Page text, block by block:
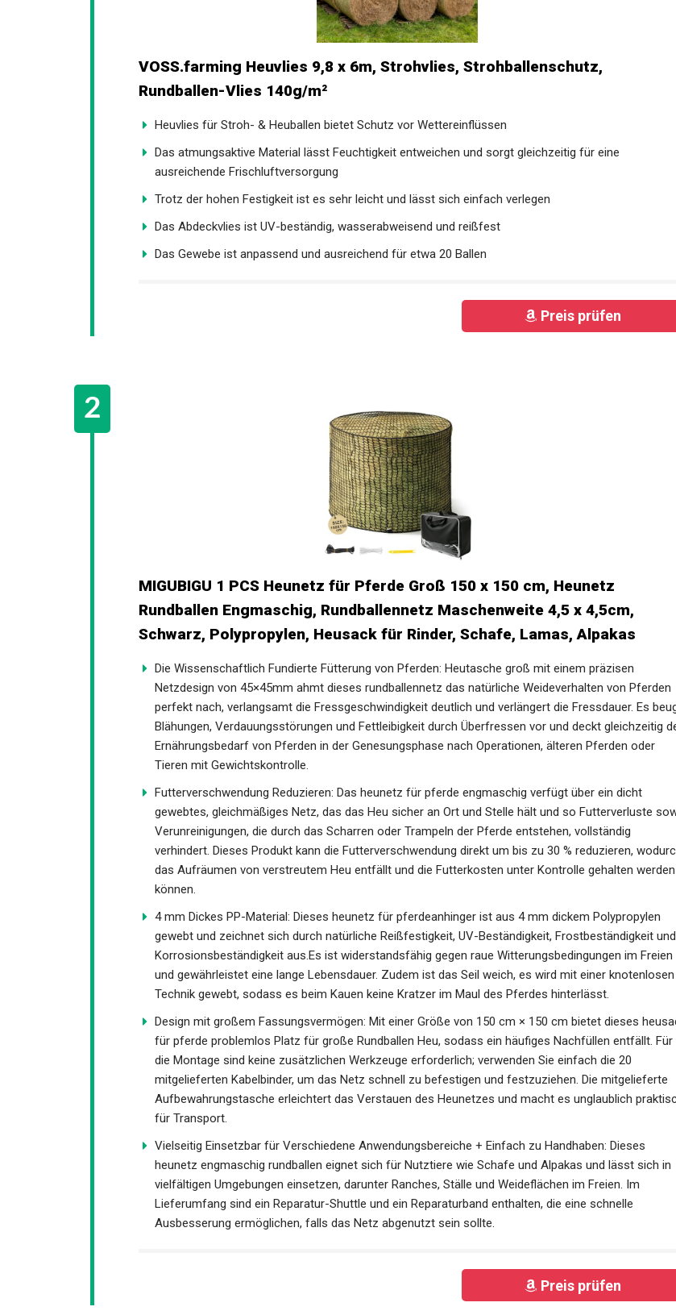
VOSS.farming Heuvlies 9,8 x 6m, Strohvlies, Strohballenschutz,
Rundballen-Vlies 140g/m²
Heuvlies für Stroh- & Heuballen bietet Schutz vor Wettereinflüssen
Das atmungsaktive Material lässt Feuchtigkeit entweichen und sorgt gleichzeitig für eine
ausreichende Frischluftversorgung
Trotz der hohen Festigkeit ist es sehr leicht und lässt sich einfach verlegen
Das Abdeckvlies ist UV-beständig, wasserabweisend und reißfest
Das Gewebe ist anpassend und ausreichend für etwa 20 Ballen
Preis prüfen
MIGUBIGU 1 PCS Heunetz für Pferde Groß 150 x 150 cm, Heunetz
Rundballen Engmaschig, Rundballennetz Maschenweite 4,5 x 4,5cm,
Schwarz, Polypropylen, Heusack für Rinder, Schafe, Lamas, Alpakas
Die Wissenschaftlich Fundierte Fütterung von Pferden: Heutasche groß mit einem präzisen
Netzdesign von 45×45mm ahmt dieses rundballennetz das natürliche Weideverhalten von Pferden
perfekt nach, verlangsamt die Fressgeschwindigkeit deutlich und verlängert die Fressdauer. Es
beugt Blähungen, Verdauungsstörungen und Fettleibigkeit durch Überfressen vor und deckt
gleichzeitig den Ernährungsbedarf von Pferden in der Genesungsphase nach Operationen, älteren
Pferden oder Tieren mit Gewichtskontrolle.
Futterverschwendung Reduzieren: Das heunetz für pferde engmaschig verfügt über ein dicht
gewebtes, gleichmäßiges Netz, das das Heu sicher an Ort und Stelle hält und so Futterverluste
sowie Verunreinigungen, die durch das Scharren oder Trampeln der Pferde entstehen, vollständig
verhindert. Dieses Produkt kann die Futterverschwendung direkt um bis zu 30 % reduzieren,
wodurch das Aufräumen von verstreutem Heu entfällt und die Futterkosten unter Kontrolle
gehalten werden können.
4 mm Dickes PP-Material: Dieses heunetz für pferdeanhinger ist aus 4 mm dickem Polypropylen
gewebt und zeichnet sich durch natürliche Reißfestigkeit, UV-Beständigkeit, Frostbeständigkeit und
Korrosionsbeständigkeit aus.Es ist widerstandsfähig gegen raue Witterungsbedingungen im Freien
und gewährleistet eine lange Lebensdauer. Zudem ist das Seil weich, es wird mit einer knotenlosen
Technik gewebt, sodass es beim Kauen keine Kratzer im Maul des Pferdes hinterlässt.
Design mit großem Fassungsvermögen: Mit einer Größe von 150 cm × 150 cm bietet dieses
heusack für pferde problemlos Platz für große Rundballen Heu, sodass ein häufiges Nachfüllen
entfällt. Für die Montage sind keine zusätzlichen Werkzeuge erforderlich; verwenden Sie einfach die
20 mitgelieferten Kabelbinder, um das Netz schnell zu befestigen und festzuziehen. Die
mitgelieferte Aufbewahrungstasche erleichtert das Verstauen des Heunetzes und macht es
unglaublich praktisch für Transport.
Vielseitig Einsetzbar für Verschiedene Anwendungsbereiche + Einfach zu Handhaben: Dieses
heunetz engmaschig rundballen eignet sich für Nutztiere wie Schafe und Alpakas und lässt sich in
vielfältigen Umgebungen einsetzen, darunter Ranches, Ställe und Weideflächen im Freien. Im
Lieferumfang sind ein Reparatur-Shuttle und ein Reparaturband enthalten, die eine schnelle
Ausbesserung ermöglichen, falls das Netz abgenutzt sein sollte.
Preis prüfen